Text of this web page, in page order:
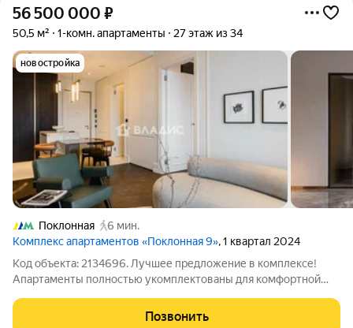
56 500 000 ₽
50,5 м² 1-комн. апартаменты 27 этаж из 34
новостройка
Поклонная
6 мин.
Комплекс апартаментов «Поклонная 9», 1 квартал 2024
Код объекта: 2134696. Лучшее предложение в комплексе!
Апартаменты полностью укомплектованы для комфортной
комфорта и сервиса! ОПИСАНИЕ: Общая площадь 50,5 м Этаж
Позвонить